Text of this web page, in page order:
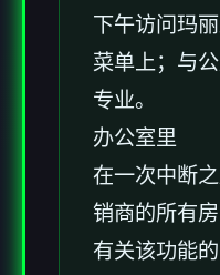
下午访问玛
菜单上；与
专业。
办公室里
在一次中断
销商的所有
有关该功能